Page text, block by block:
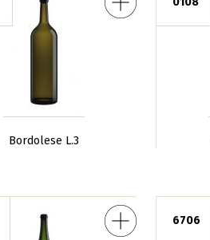
Bordolese L.3
6706